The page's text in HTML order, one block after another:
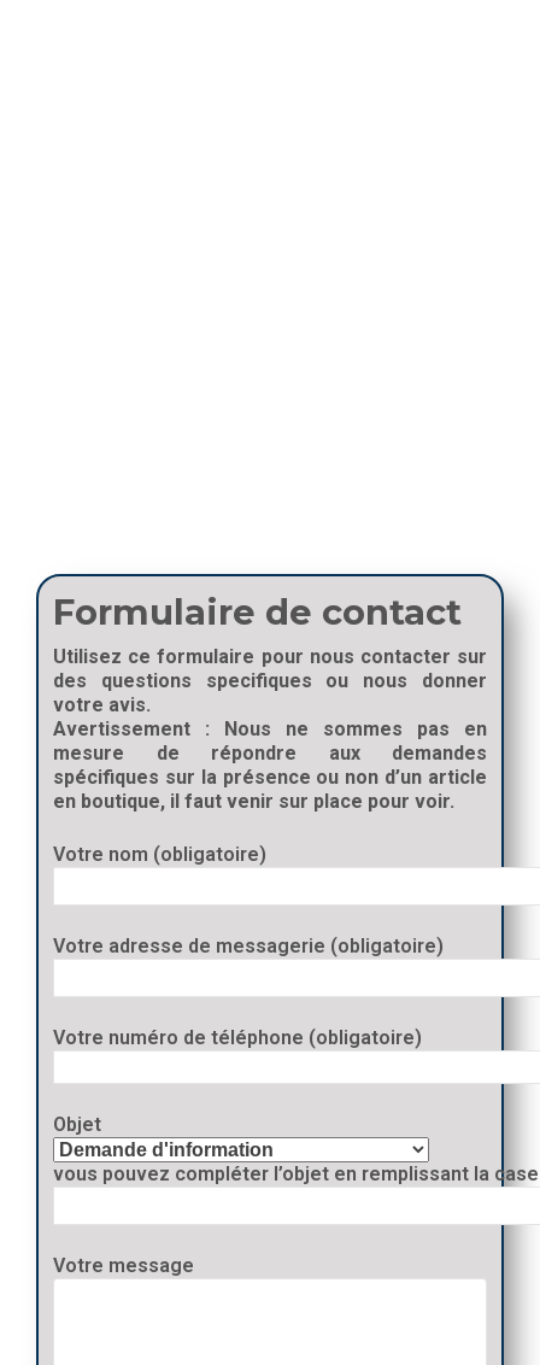
Formulaire de contact
Utilisez ce formulaire pour nous contacter sur
des questions specifiques ou nous donner
votre avis.
Avertissement : Nous ne sommes pas en
mesure de répondre aux demandes
spécifiques sur la présence ou non d’un article
en boutique, il faut venir sur place pour voir.
Votre nom (obligatoire)
Votre adresse de messagerie (obligatoire)
Votre numéro de téléphone (obligatoire)
Objet
vous pouvez compléter l’objet en remplissant la case
Votre message